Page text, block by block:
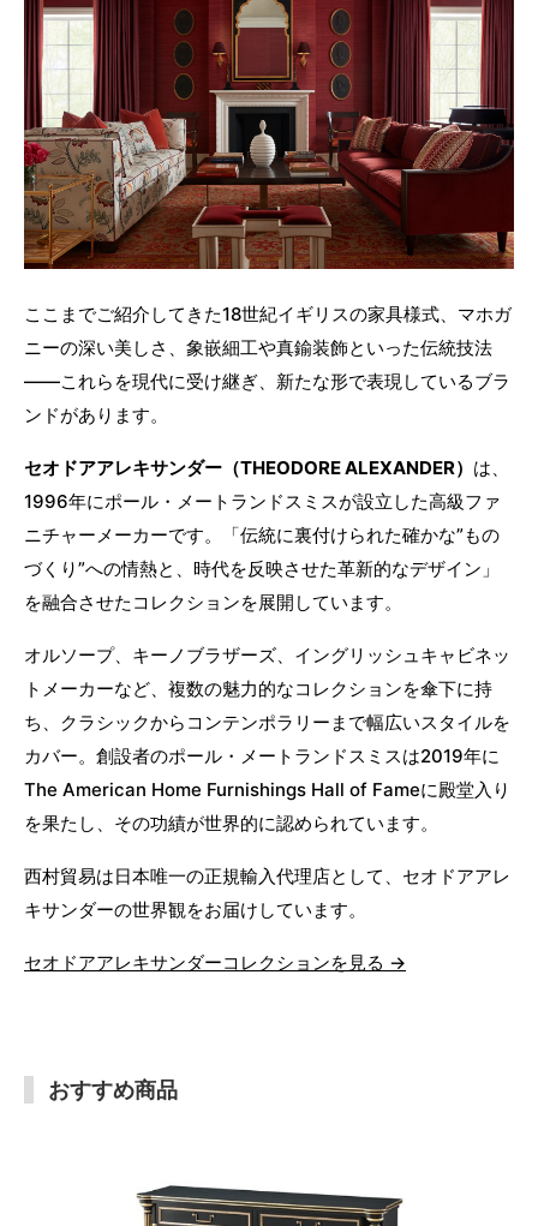
ここまでご紹介してきた18世紀イギリスの家具様式、マホガ
ニーの深い美しさ、象嵌細工や真鍮装飾といった伝統技法
——これらを現代に受け継ぎ、新たな形で表現しているブラ
ンドがあります。
セオドアアレキサンダー（THEODORE ALEXANDER） は、
1996年にポール・メートランドスミスが設立した高級ファ
ニチャーメーカーです。「伝統に裏付けられた確かな”もの
づくり”への情熱と、時代を反映させた革新的なデザイン」
を融合させたコレクションを展開しています。
オルソープ、キーノブラザーズ、イングリッシュキャビネッ
トメーカーなど、複数の魅力的なコレクションを傘下に持
ち、クラシックからコンテンポラリーまで幅広いスタイルを
カバー。創設者のポール・メートランドスミスは2019年に
The American Home Furnishings Hall of Fameに殿堂入り
を果たし、その功績が世界的に認められています。
西村貿易は日本唯一の正規輸入代理店として、セオドアアレ
キサンダーの世界観をお届けしています。
セオドアアレキサンダーコレクションを見る →
おすすめ商品